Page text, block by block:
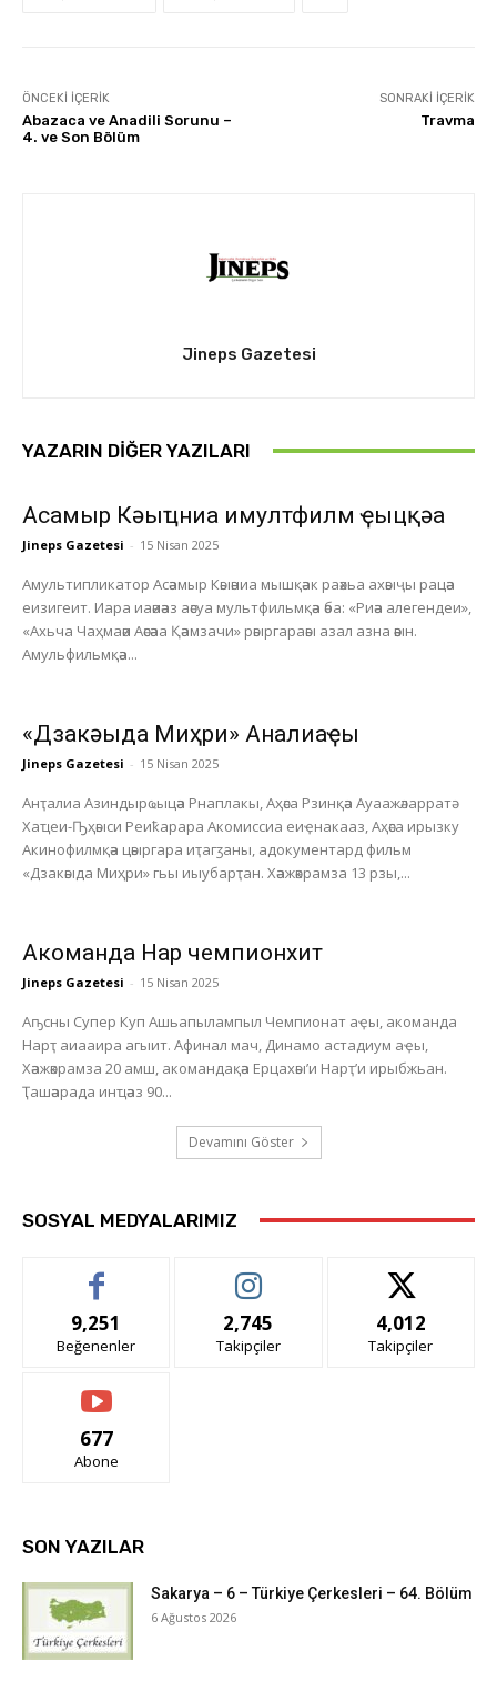
ÖNCEKI İÇERIK
Abazaca ve Anadili Sorunu –
4. ve Son Bölüm
SONRAKI İÇERIK
Travma
Jineps Gazetesi
YAZARIN DIĞER YAZILARI
Асҭамыр Кәыҵниа имултфилм ҿыцқәа
Jineps Gazetesi - 15 Nisan 2025
Амультипликатор Асәамыр Кәыәниа мышқәак раәхьа ахәыҷы рацәа
еизигеит. Иара иаәиәаз аәсуа мультфильмқәа әба: «Риәа алегендеи»,
«Ахьча Чаҳмаәи Аәсәаа Қәамзачи» рәыргараәы азал азна әәын.
Амульфильмқәа...
«Дзакәыда Миҳри» Анҭалиаҿы
Jineps Gazetesi - 15 Nisan 2025
Анҭалиа Азиндырҩыцәа Рнаплакы, Аҳәса Рзинқәа Ауаажәларратә
Хаҵеи-Ҧҳәыси Реиҟарара Акомиссиа еиҿнакааз, Аҳәса ирызку
Акинофилмқәа цәыргара иҭагӡаны, адокументард фильм
«Дзакәыда Миҳри» гьы иыубарҭан. Хәажәкрамза 13 рзы,...
Акоманда Нарҭ чемпионхит
Jineps Gazetesi - 15 Nisan 2025
Аҧсны Супер Куп Ашьапылампыл Чемпионат аҿы, акоманда
Нарҭ аиааира агыит. Афинал мач, Динамо астадиум аҿы,
Хәажәкрамза 20 амш, акомандақәа Ерцахәы’и Нарҭ’и ирыбжьан.
Ҭашәарада инҵәаз 90...
Devamını Göster
SOSYAL MEDYALARIMIZ
9,251
Beğenenler
2,745
Takipçiler
4,012
Takipçiler
677
Abone
SON YAZILAR
Sakarya – 6 – Türkiye Çerkesleri – 64. Bölüm
6 Ağustos 2026